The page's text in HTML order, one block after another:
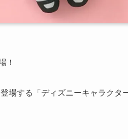
！
場する「ディズニーキャラク